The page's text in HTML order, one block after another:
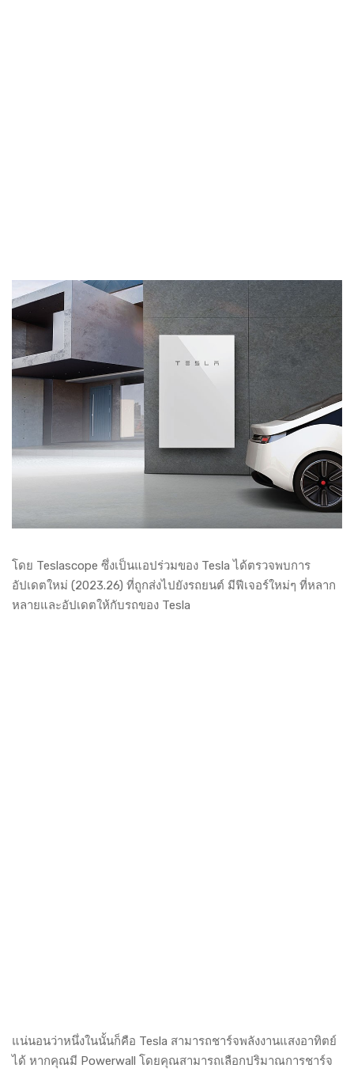
โดย Teslascope ซึ่งเป็นแอปร่วมของ Tesla ได้ตรวจพบการ
อัปเดตใหม่ (2023.26) ที่ถูกส่งไปยังรถยนต์ มีฟีเจอร์ใหม่ๆ ที่หลาก
หลายและอัปเดตให้กับรถของ Tesla
แน่นอนว่าหนึ่งในนั้นก็คือ Tesla สามารถชาร์จพลังงานแสงอาทิตย์
ได้ หากคุณมี Powerwall โดยคุณสามารถเลือกปริมาณการชาร์จ